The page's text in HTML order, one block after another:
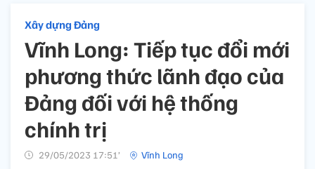
Xây dựng Đảng
Vĩnh Long: Tiếp tục đổi mới
phương thức lãnh đạo của
Đảng đối với hệ thống
chính trị
29/05/2023 17:51’ Vĩnh Long